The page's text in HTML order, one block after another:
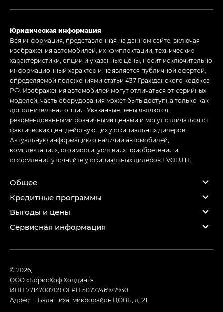
Юридическая информация
Вся информация, представленная на данном сайте, включая
изображения автомобилей, их комплектации, технические
характеристики, опции и указанные цены, носит исключительно
информационный характер и не является публичной офертой,
определяемой положениями статьи 437 Гражданского кодекса
РФ. Изображения автомобилей могут отличаться от серийных
моделей, часть оборудования может быть доступна только как
дополнительная опция. Указанные цены являются
рекомендованными розничными ценами и могут отличаться от
фактических цен, действующих у официальных дилеров.
Актуальную информацию о наличии автомобилей,
комплектациях, стоимости, условиях приобретения и
оформления уточняйте у официальных дилеров EVOLUTE.
Общее
Кредитные программы
Выгоды и цены
Сервисная информация
© 2026,
ООО «БорисХоф Холдинг»
ИНН 7714700709ОГРН 5077746977930
Адрес: г. Балашиха, микрорайон ЦОВБ, д. 21